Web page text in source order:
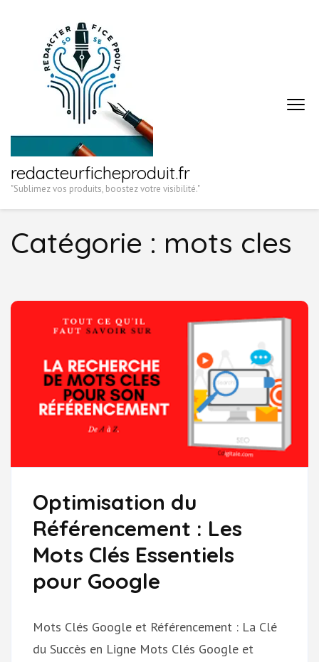
redacteurficheproduit.fr
"Sublimez vos produits, boostez votre visibilité."
Catégorie : mots cles
Optimisation du
Référencement : Les
Mots Clés Essentiels
pour Google
Mots Clés Google et Référencement : La Clé
du Succès en Ligne Mots Clés Google et